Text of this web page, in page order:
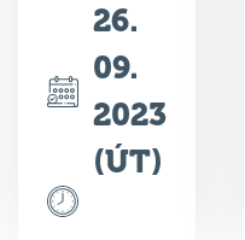
26.
09.
2023
(ÚT)